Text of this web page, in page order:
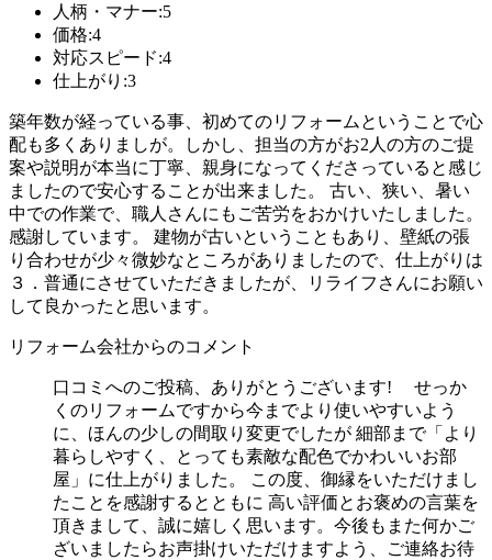
人柄・マナー:5
価格:4
対応スピード:4
仕上がり:3
築年数が経っている事、初めてのリフォームということで心
配も多くありましが。しかし、担当の方がお2人の方のご提
案や説明が本当に丁寧、親身になってくださっていると感じ
ましたので安心することが出来ました。 古い、狭い、暑い
中での作業で、職人さんにもご苦労をおかけいたしました。
感謝しています。 建物が古いということもあり、壁紙の張
り合わせが少々微妙なところがありましたので、仕上がりは
３．普通にさせていただきましたが、リライフさんにお願い
して良かったと思います。
リフォーム会社からのコメント
口コミへのご投稿、ありがとうございます! せっか
くのリフォームですから今までより使いやすいよう
に、ほんの少しの間取り変更でしたが 細部まで「より
暮らしやすく、とっても素敵な配色でかわいいお部
屋」に仕上がりました。 この度、御縁をいただけまし
たことを感謝するとともに 高い評価とお褒めの言葉を
頂きまして、誠に嬉しく思います。今後もまた何かご
ざいましたらお声掛けいただけますよう、ご連絡お待